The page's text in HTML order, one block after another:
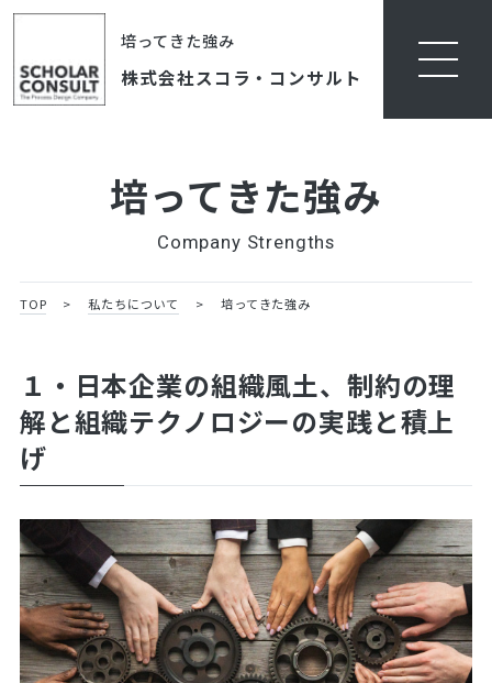
培ってきた強み
株式会社スコラ・コンサルト
培ってきた強み
Company Strengths
TOP > 私たちについて > 培ってきた強み
１・日本企業の組織風土、制約の理
解と組織テクノロジーの実践と積上
げ